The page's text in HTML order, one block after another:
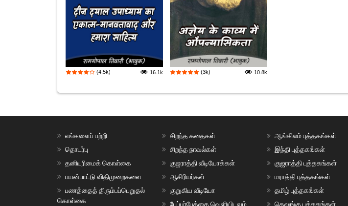
(4.5k) 16.1k (3k) 10.8k
எங்களைப் பற்றி
தொடர்பு
தனியுரிமைக் கொள்கை
பயன்பாட்டு விதிமுறைகளை
பணத்தைத் திரும்பப்பெறுதல்
கொள்கை
சிறந்த கதைகள்
சிறந்த நாவல்கள்
குஜராத்தி வீடியோக்கள்
ஆசிரியர்கள்
குறுகிய வீடியோ
பேப்பர்பேக்கை வெளியிடவும்
ஆங்கிலம் புத்தகங்கள்
இந்தி புத்தகங்கள்
குஜராத்தி புத்தகங்கள்
மராத்தி புத்தகங்கள்
தமிழ் புத்தகங்கள்
தெலுங்கு புத்தகங்கள்